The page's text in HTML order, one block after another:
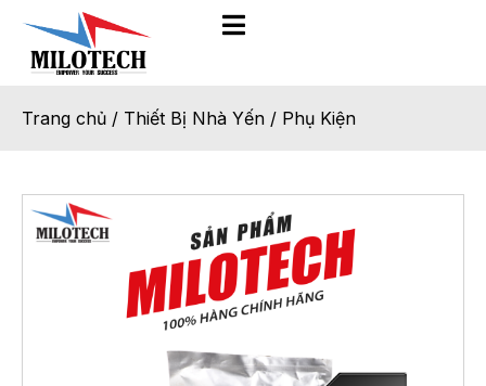
Trang chủ / Thiết Bị Nhà Yến / Phụ Kiện